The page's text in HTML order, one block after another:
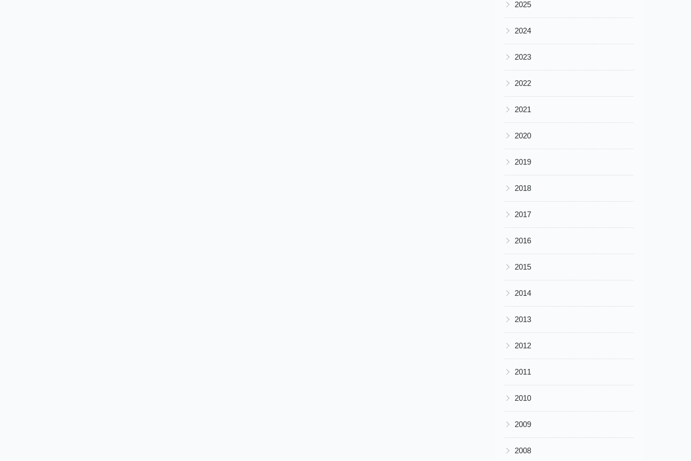
2025
▶ 2024
▶ 2023
▶ 2022
▶ 2021
▶ 2020
▶ 2019
▶ 2018
▶ 2017
▶ 2016
▶ 2015
▶ 2014
▶ 2013
▶ 2012
▶ 2011
▶ 2010
▶ 2009
▶ 2008